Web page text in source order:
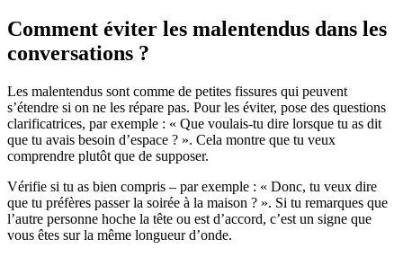
Comment éviter les malentendus dans les
conversations ?
Les malentendus sont comme de petites fissures qui peuvent
s’étendre si on ne les répare pas. Pour les éviter, pose des questions
clarificatrices, par exemple : « Que voulais-tu dire lorsque tu as dit
que tu avais besoin d’espace ? ». Cela montre que tu veux
comprendre plutôt que de supposer.
Vérifie si tu as bien compris – par exemple : « Donc, tu veux dire
que tu préfères passer la soirée à la maison ? ». Si tu remarques que
l’autre personne hoche la tête ou est d’accord, c’est un signe que
vous êtes sur la même longueur d’onde.